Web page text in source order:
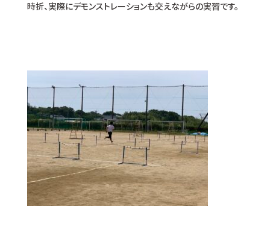
時折、実際にデモンストレーションも交えながらの実習です。